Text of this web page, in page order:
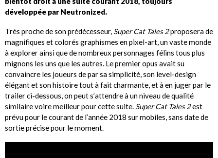
développée par Neutronized.
Très proche de son prédécesseur, Super Cat Tales 2proposera de
magnifiques et colorés graphismes en pixel-art, un vaste monde
à explorer ainsi que de nombreux personnages félins tous plus
mignons les uns que les autres. Le premier opus avait su
convaincre les joueurs de par sa simplicité, son level-design
élégant et son histoire tout à fait charmante, et à en juger par le
trailer ci-dessous, on peut s’attendre à un niveau de qualité
similaire voire meilleur pour cette suite. Super Cat Tales 2est
prévu pour le courant de l’année 2018 sur mobiles, sans date de
sortie précise pour le moment.